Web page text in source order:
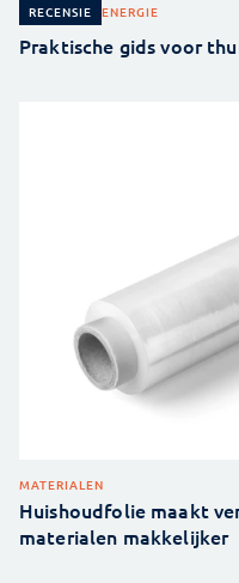
RECENSIE ENERGIE
Praktische gids voor
MATERIALEN
Huishoudfolie maakt
materialen makkelijker